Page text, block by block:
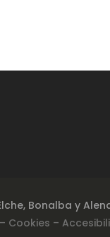
Bonalba y
Cookies –